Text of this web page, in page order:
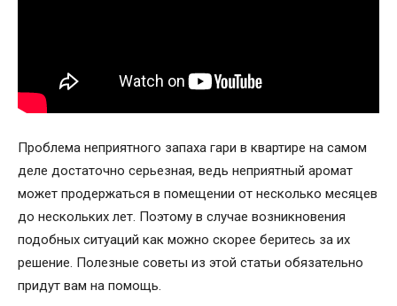
Проблема неприятного запаха гари в квартире на самом
деле достаточно серьезная, ведь неприятный аромат
может продержаться в помещении от несколько месяцев
до нескольких лет. Поэтому в случае возникновения
подобных ситуаций как можно скорее беритесь за их
решение. Полезные советы из этой статьи обязательно
придут вам на помощь.